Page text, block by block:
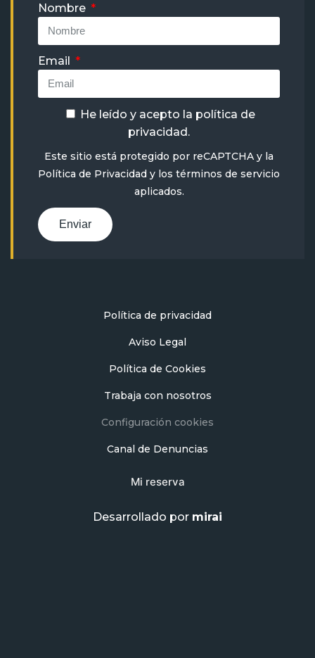
Nombre
Email
He leído y acepto la política de
privacidad.
Este sitio está protegido por reCAPTCHA y la
Política de Privacidad y los términos de servicio
aplicados.
Enviar
Política de privacidad
Aviso Legal
Política de Cookies
Trabaja con nosotros
Configuración cookies
Canal de Denuncias
Mi reserva
Desarrollado por mirai